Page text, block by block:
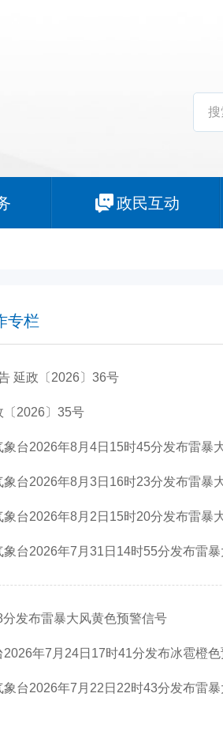
政民互动
专栏
延政〔2026〕36号
〔2026〕35号
台2026年8月4日15时45分发布雷暴
台2026年8月3日16时23分发布雷暴
台2026年8月2日15时20分发布雷暴
台2026年7月31日14时55分发布雷
发布雷暴大风黄色预警信号
年7月24日17时41分发布冰雹橙
台2026年7月22日22时43分发布雷